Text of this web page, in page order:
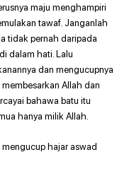
maju menghampiri
tawaf. Janganlah
tidak pernah daripada
dalam hati. Lalu
dan mengucupnya
Allah dan
bahawa batu itu
hanya milik Allah.
hajar aswad